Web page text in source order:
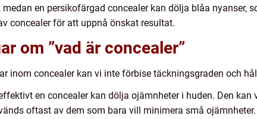
en persikofärgad concealer kan dölja blåa nyanser,
concealer för att uppnå önskat resultat.
om ”vad är concealer”
inom concealer kan vi inte förbise täckningsgraden och
en concealer kan dölja ojämnheter i huden. Den
oftast av dem som bara vill minimera små